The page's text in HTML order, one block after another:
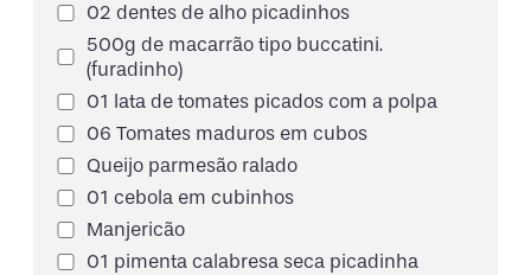
02 dentes de alho picadinhos
500g de macarrão tipo buccatini.
(furadinho)
01 lata de tomates picados com a polpa
06 Tomates maduros em cubos
Queijo parmesão ralado
01 cebola em cubinhos
Manjericão
01 pimenta calabresa seca picadinha